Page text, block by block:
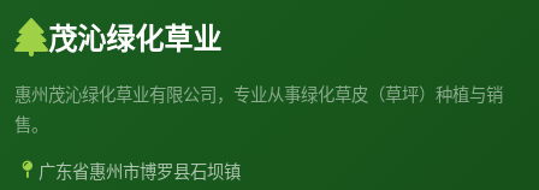
茂沁绿化草业
惠州茂沁绿化草业有限公司，专业从事绿化草皮（草坪）种植与销
售。
广东省惠州市博罗县石坝镇